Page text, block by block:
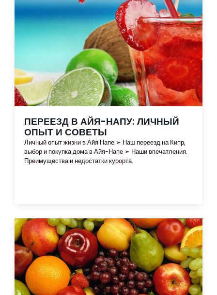
ПЕРЕЕЗД В АЙЯ-НАПУ: ЛИЧНЫЙ
ОПЫТ И СОВЕТЫ
Личный опыт жизни в Айя Напе ➣ Наш переезд на Кипр,
выбор и покупка дома в Айя-Напе ➣ Наши впечатления.
Преимущества и недостатки курорта.